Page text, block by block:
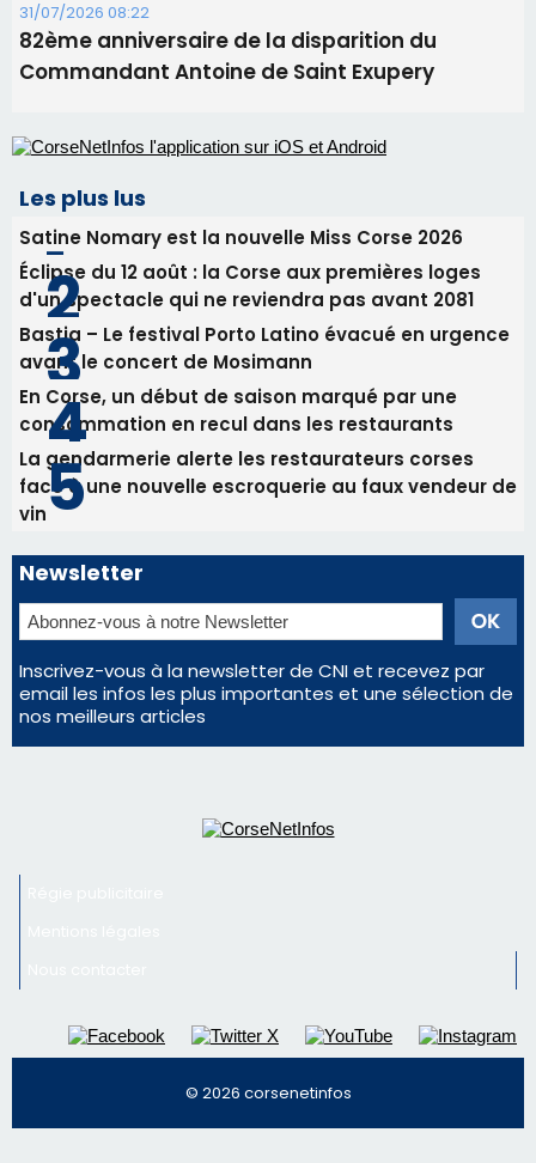
31/07/2026 08:22
82ème anniversaire de la disparition du
Commandant Antoine de Saint Exupery
Les plus lus
Satine Nomary est la nouvelle Miss Corse 2026
Éclipse du 12 août : la Corse aux premières loges
d'un spectacle qui ne reviendra pas avant 2081
Bastia – Le festival Porto Latino évacué en urgence
avant le concert de Mosimann
En Corse, un début de saison marqué par une
consommation en recul dans les restaurants
La gendarmerie alerte les restaurateurs corses
face à une nouvelle escroquerie au faux vendeur de
vin
Newsletter
Inscrivez-vous à la newsletter de CNI et recevez par
email les infos les plus importantes et une sélection de
nos meilleurs articles
© 2026 corsenetinfos